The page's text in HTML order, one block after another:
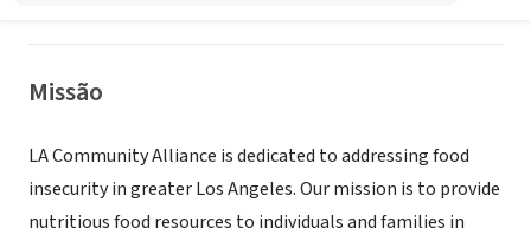
Missão
LA Community Alliance is dedicated to addressing food
insecurity in greater Los Angeles.​ Our mission is to provide
nutritious food resources to individuals and families in